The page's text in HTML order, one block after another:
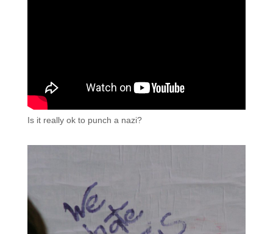
Is it really ok to punch a nazi?